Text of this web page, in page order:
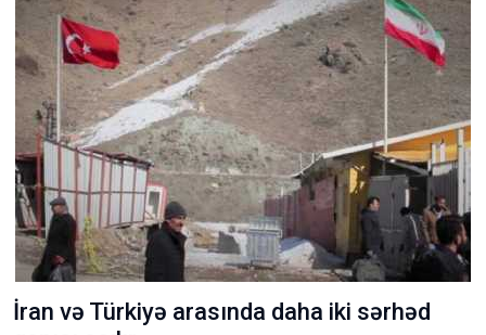
İran və Türkiyə arasında daha iki sərhəd